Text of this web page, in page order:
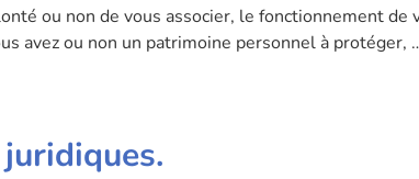
ou non de vous associer, le fonctionnement de
avez ou non un patrimoine personnel à protéger,